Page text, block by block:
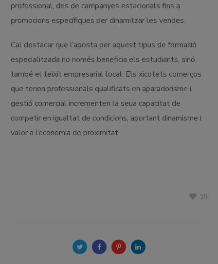
professional, des de campanyes estacionals fins a
promocions específiques per dinamitzar les vendes.
Cal destacar que l’aposta per aquest tipus de formació
especialitzada no només beneficia els estudiants, sinó
també el teixit empresarial local. Els xicotets comerços
que tenen professionals qualificats en aparadorisme i
gestió comercial incrementen la seua capacitat de
competir en igualtat de condicions, aportant dinamisme i
valor a l’economia de proximitat.
19